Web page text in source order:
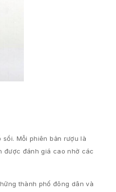
Mỗi phiên bản rượu là
được đánh giá cao nhờ các
thành phố đông dân và